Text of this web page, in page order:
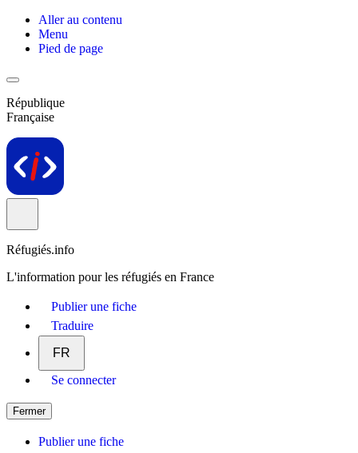
Aller au contenu
Menu
Pied de page
République
Française
Réfugiés.info
L'information pour les réfugiés en France
Publier une fiche
Traduire
FR
Se connecter
Fermer
Publier une fiche